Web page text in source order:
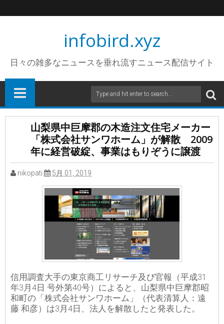
infobird.xyz
日々の雑多なニュースを垂れ流すニュース配信サイト
山梨県中巨摩郡の木造注文住宅メーカー
「株式会社サンワホーム」が解散 2009
年に経営破綻、事業はもりぞうに譲渡
nikopati 5月 01, 2019
信用調査大手の東京商工リサーチ及び官報（平成31
年3月4日 号外第40号）によると、山梨県中巨摩郡昭
和町の「株式会社サンワホーム」（代表清算人：遠
藤 和彦）は3月4日、法人を解散したと発表した。